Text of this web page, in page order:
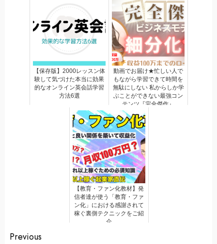
【保存版】2000レッスン体
験して気づけた本当に効果
的なオンライン英会話学習
方法6選
動画でお届け★忙しい人で
もながら学習できて時間を
無駄にしない 私からしか学
ぶことができない最強コン
テンツ『完全傑作』
【教育・ファン化教材】発
信者達が使う「教育・ファ
ン化」における感謝されて
稼ぐ裏側テクニックをご紹
介
Continue
Previous